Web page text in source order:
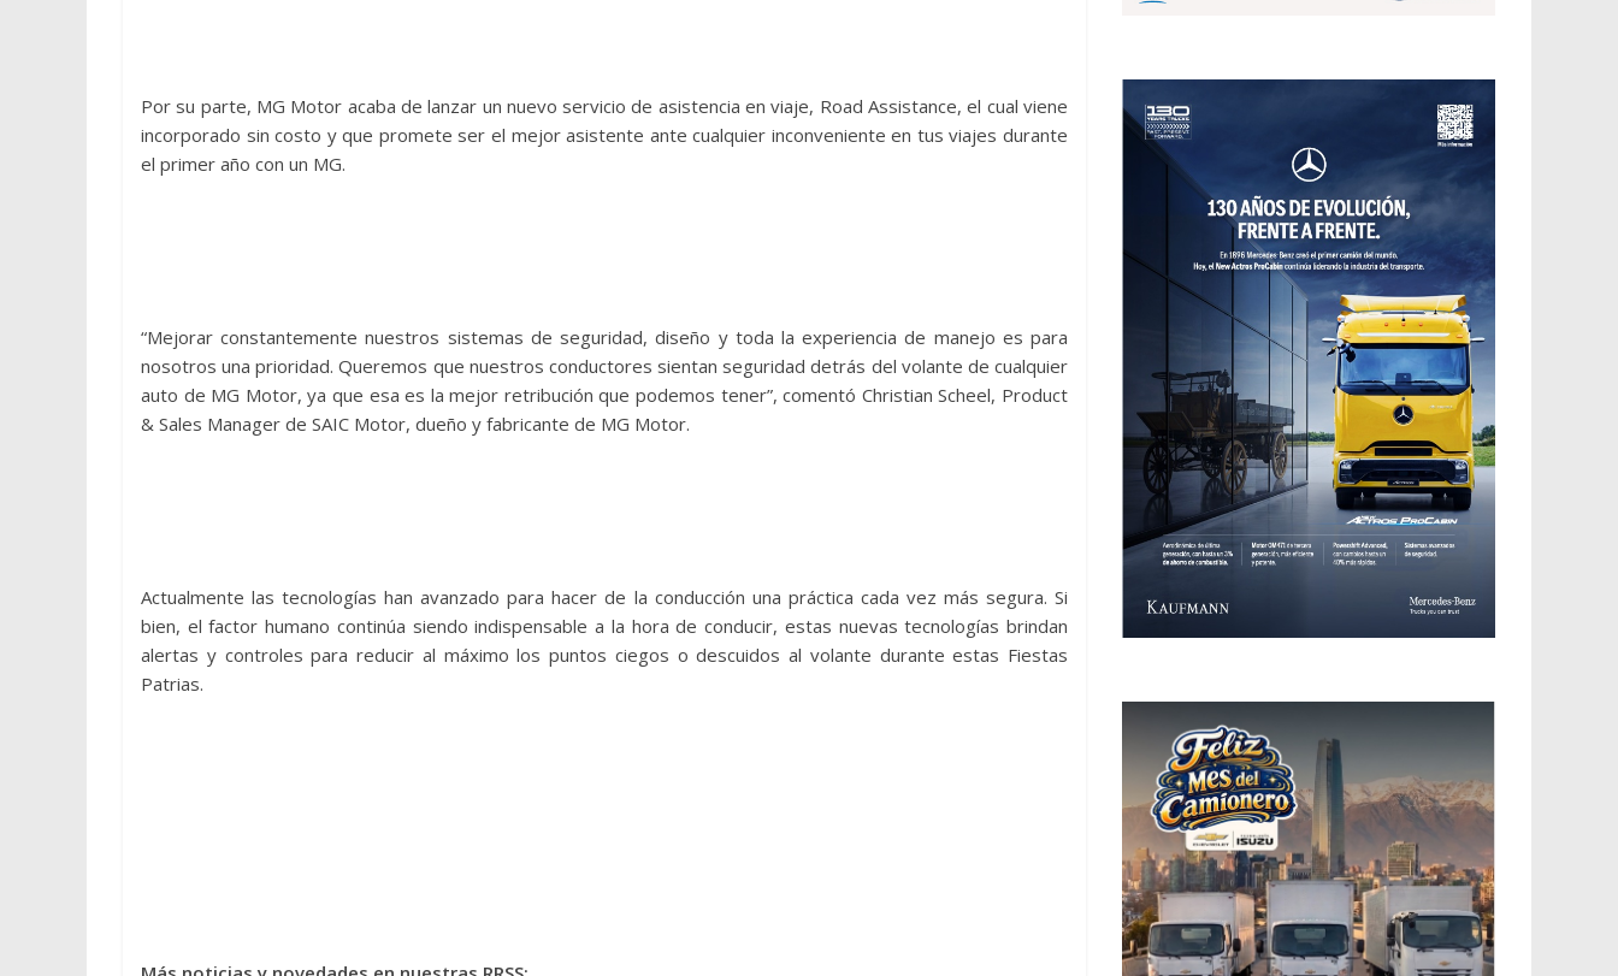
Por su parte, MG Motor acaba de lanzar un nuevo servicio de asistencia en viaje, Road Assistance, el cual viene
incorporado sin costo y que promete ser el mejor asistente ante cualquier inconveniente en tus viajes durante
el primer año con un MG.
“Mejorar constantemente nuestros sistemas de seguridad, diseño y toda la experiencia de manejo es para
nosotros una prioridad. Queremos que nuestros conductores sientan seguridad detrás del volante de cualquier
auto de MG Motor, ya que esa es la mejor retribución que podemos tener”, comentó Christian Scheel, Product
& Sales Manager de SAIC Motor, dueño y fabricante de MG Motor.
Actualmente las tecnologías han avanzado para hacer de la conducción una práctica cada vez más segura. Si
bien, el factor humano continúa siendo indispensable a la hora de conducir, estas nuevas tecnologías brindan
alertas y controles para reducir al máximo los puntos ciegos o descuidos al volante durante estas Fiestas
Patrias.